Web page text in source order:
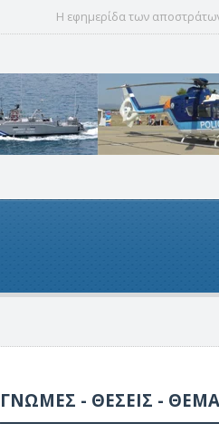
Η εφημερίδα των
ΓΝΩΜΕΣ - ΘΕΣΕΙΣ -